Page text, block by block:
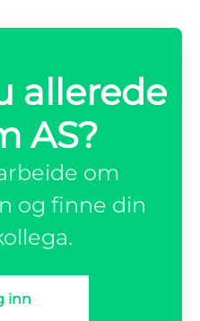
allerede
AS?
om
og finne din
inn